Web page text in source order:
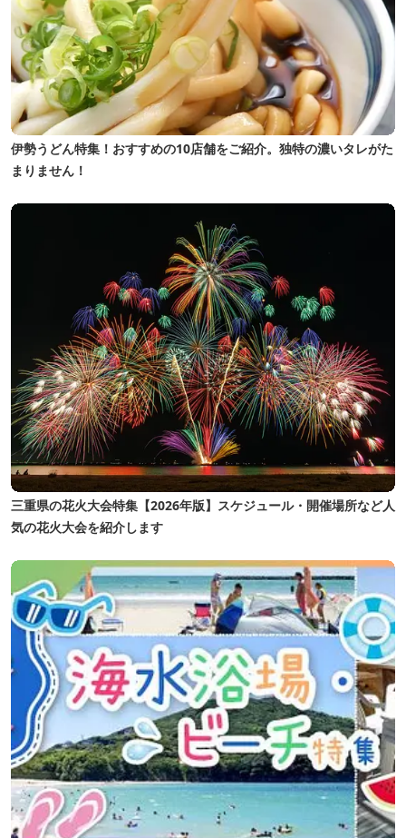
伊勢うどん特集！おすすめの10店舗をご紹介。独特の濃いタレがた
まりません！
三重県の花火大会特集【2026年版】スケジュール・開催場所など人
気の花火大会を紹介します